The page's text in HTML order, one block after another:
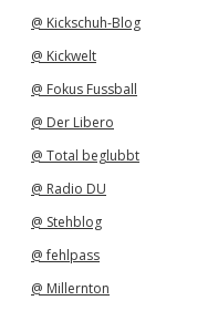
@ Kickschuh-Blog
@ Kickwelt
@ Fokus Fussball
@ Der Libero
@ Total beglubbt
@ Radio DU
@ Stehblog
@ fehlpass
@ Millernton